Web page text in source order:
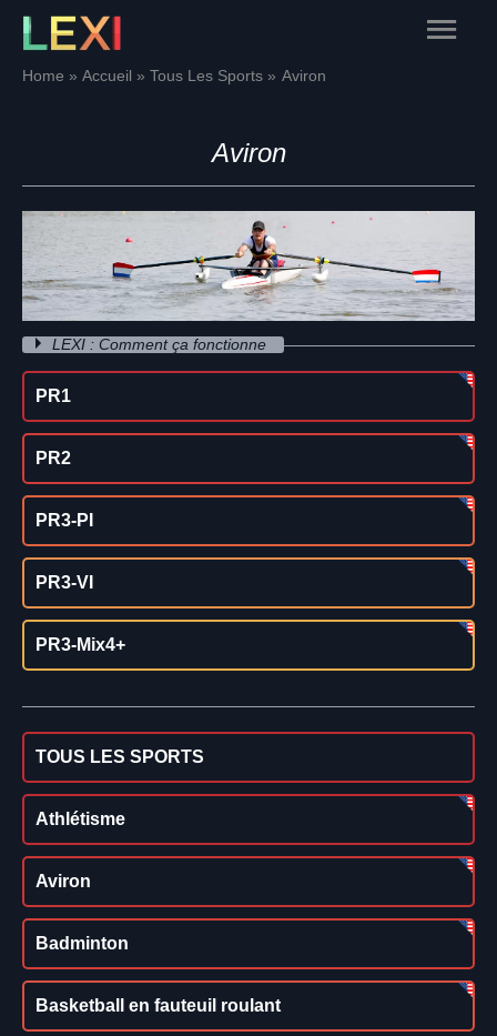
Skip
content
Main
Home Accueil Tous Les Sports Aviron
Aviron
LEXI : Comment ça fonctionne
PR1
PR2
PR3-PI
PR3-VI
PR3-Mix4+
TOUS LES SPORTS
Athlétisme
Aviron
Badminton
Basketball en fauteuil roulant